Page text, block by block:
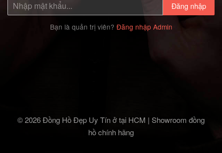
Đăng nhập
Bạn là quản trị viên? Đăng nhập Admin
© 2026 Đồng Hồ Đẹp Uy Tín ở tại HCM | Showroom đồng
hồ chính hãng‎